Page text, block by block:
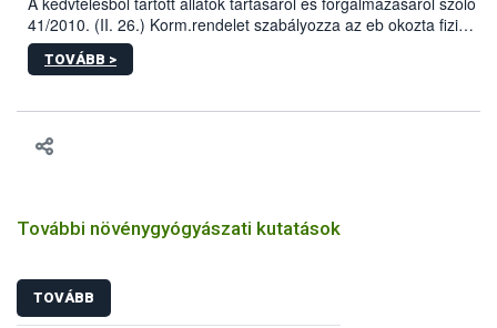
41/2010. (II. 26.) Korm.rendelet szabályozza az eb okozta fizikai
sérülés, illetve ennek veszélye keletkezésekor felmerülő
hatósági feladatokat, valamint a veszélyes eb tartását és annak
vonni az ebek viselkedésének megítélésében jártas szakértőt.
TOVÁBB >
További növénygyógyászati kutatások
TOVÁBB